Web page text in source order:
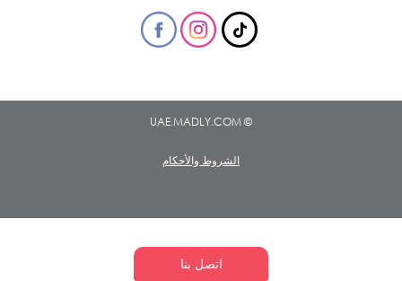
اتصل بنا
© UAE.MADLY.COM
الشروط والأحكام